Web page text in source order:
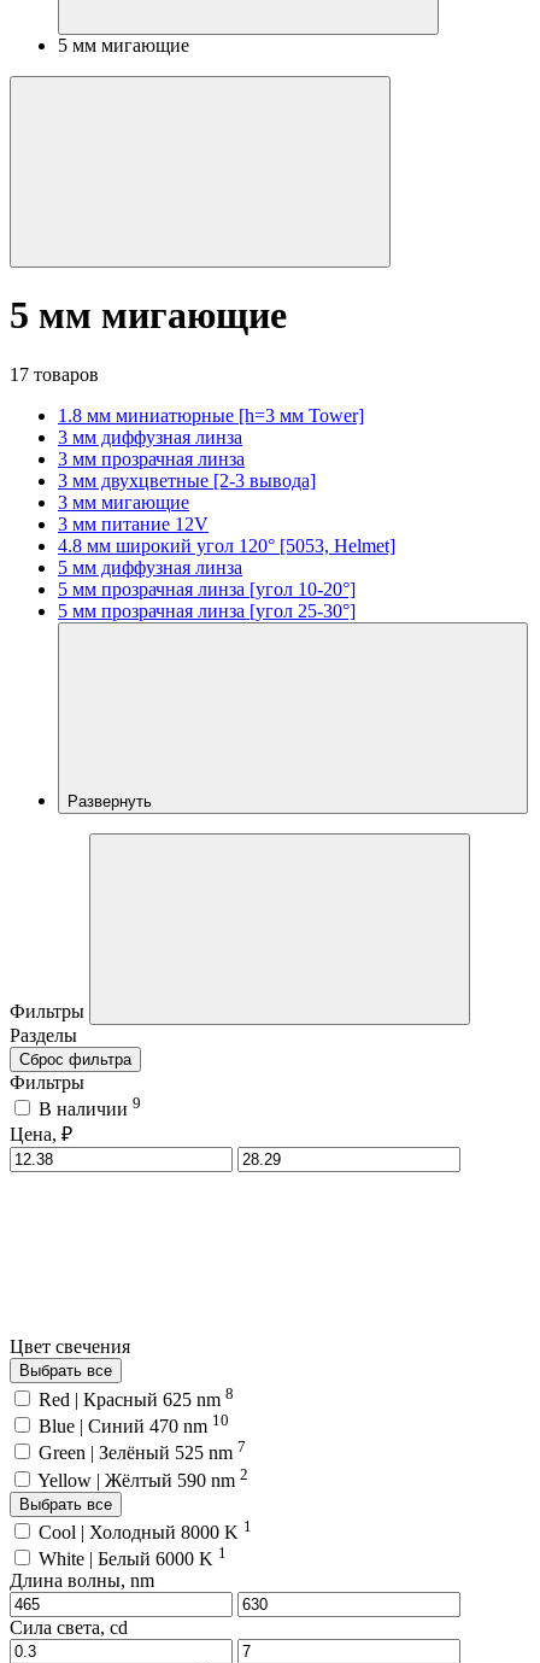
5 мм мигающие
5 мм мигающие
17 товаров
1.8 мм миниатюрные [h=3 мм Tower]
3 мм диффузная линза
3 мм прозрачная линза
3 мм двухцветные [2-3 вывода]
3 мм мигающие
3 мм питание 12V
4.8 мм широкий угол 120° [5053, Helmet]
5 мм диффузная линза
5 мм прозрачная линза [угол 10-20°]
5 мм прозрачная линза [угол 25-30°]
Развернуть
Фильтры
Разделы
Сброс фильтра
Фильтры
В наличии 9
Цена, ₽
Цвет свечения
Выбрать все
Red | Красный 625 nm 8
Blue | Синий 470 nm 10
Green | Зелёный 525 nm 7
Yellow | Жёлтый 590 nm 2
Выбрать все
Cool | Холодный 8000 K 1
White | Белый 6000 K 1
Длина волны, nm
Сила света, cd